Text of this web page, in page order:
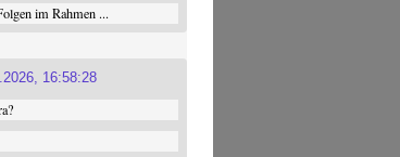
im Rahmen ...
16:58:28